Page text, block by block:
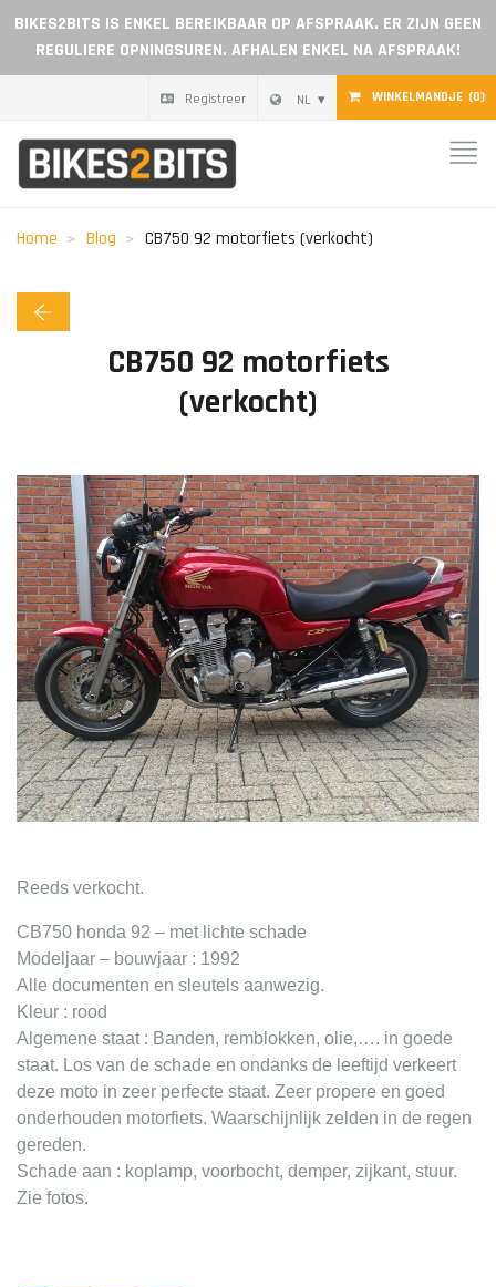
BIKES2BITS IS ENKEL BEREIKBAAR OP AFSPRAAK. ER ZIJN GEEN
REGULIERE OPNINGSUREN. AFHALEN ENKEL NA AFSPRAAK!
WINKELMANDJE (0)
NL
Registreer
Home
Blog
Reviews
Contact
Home Blog CB750 92 motorfiets (verkocht)
CB750 92 motorfiets
(verkocht)
Reeds verkocht.
CB750 honda 92 – met lichte schade
Modeljaar – bouwjaar : 1992
Alle documenten en sleutels aanwezig.
Kleur : rood
Algemene staat : Banden, remblokken, olie,…. in goede
staat. Los van de schade en ondanks de leeftijd verkeert
deze moto in zeer perfecte staat. Zeer propere en goed
onderhouden motorfiets. Waarschijnlijk zelden in de regen
gereden.
Schade aan : koplamp, voorbocht, demper, zijkant, stuur.
Zie fotos.